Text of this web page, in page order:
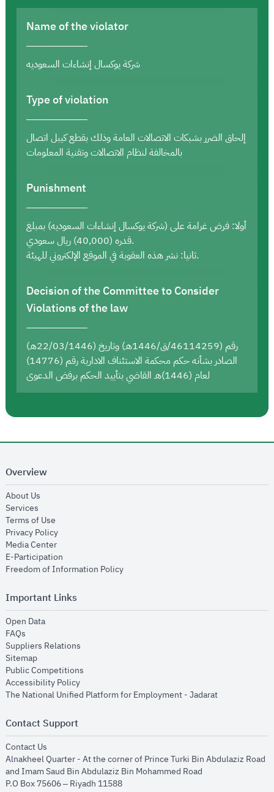
Name of the violator
شركة يوكسال إنشاءات السعوديه
Type of violation
إلحاق الضرر بشبكات الاتصالات العامة وذلك بقطع كيبل اتصال
بالمخالفة لنظام الاتصالات وتقنية المعلومات
Punishment
أولا: فرض غرامة على (شركة يوكسال إنشاءات السعوديه) بمبلغ
قدره (40,000) ريال سعودي.
ثانيا: نشر هذه العقوبة في الموقع الإلكتروني للهيئة.
Decision of the Committee to Consider
Violations of the law
رقم (46114259/ق/1446هـ) وتاريخ (22/03/1446هـ)
الصادر بشأنه حكم محكمة الاستئناف الادارية رقم (14776)
لعام (1446)هـ القاضي بتأييد الحكم برفض الدعوى
Overview
About Us
Services
Terms of Use
Privacy Policyopens in new window
Media Centeropens in new window
E-Participation
Freedom of Information Policyopens in new window
Important Links
Open Dataopens in new window
FAQs
Suppliers Relations
Sitemapopens in new window
Public Competitions
Accessibility Policyopens in new window
The National Unified Platform for Employment - Jadaratopens in new
Contact Support
Contact Us
Alnakheel Quarter - At the corner of Prince Turki Bin Abdulaziz Road
and Imam Saud Bin Abdulaziz Bin Mohammed Road​
P.O Box 75606 – Riyadh 11588